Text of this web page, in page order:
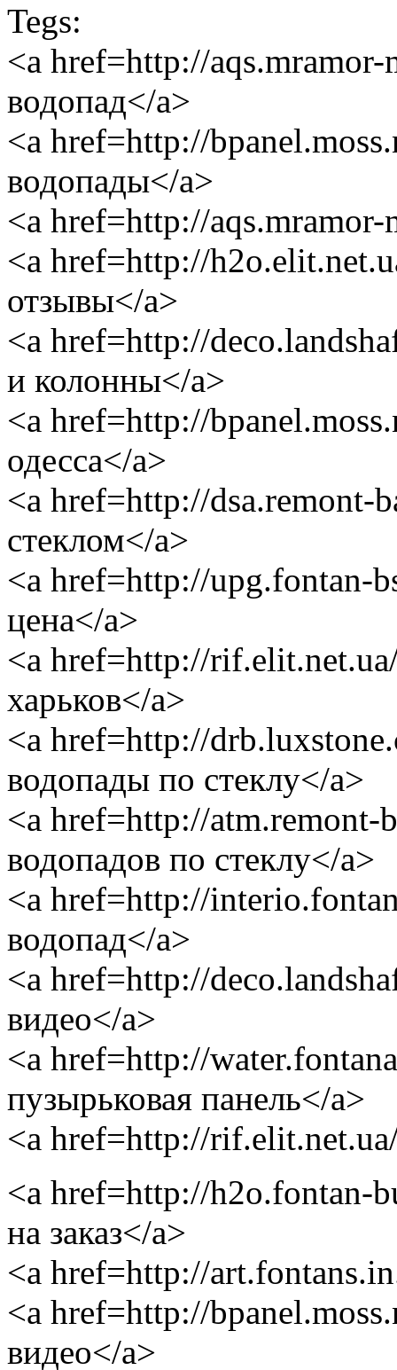
Tegs:
<a href=http://
водопад</a>
<a href=http://
водопады</a>
<a href=http://aqs.mramor-
<a href=http://
отзывы</a>
<a href=http://
и колонны</a>
<a href=http://
одесса</a>
<a href=http://dsa.remont-
стеклом</a>
<a href=http://upg.fontan-
цена</a>
<a href=http://
харьков</a>
<a href=http://
водопады по стеклу</a>
<a href=http://atm.remont-
водопадов по стеклу</a>
<a href=http://
водопад</a>
<a href=http://
видео</a>
<a href=http://
пузырьковая панель</a>
<a href=http://rif.elit.net.ua/
<a href=http://h2o.fontan-
на заказ</a>
<a href=http://
<a href=http://
видео</a>